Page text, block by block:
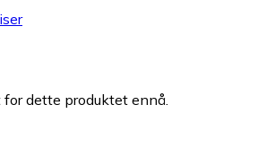
dette produktet ennå.